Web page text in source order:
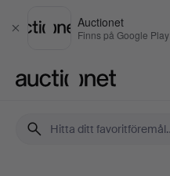
Stäng
Auctionet
Finns på Google Play